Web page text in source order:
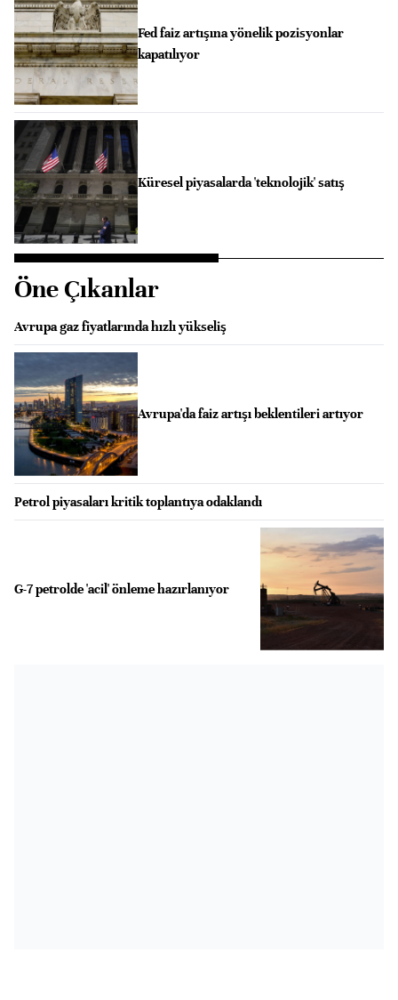
Fed faiz artışına yönelik pozisyonlar
kapatılıyor
Küresel piyasalarda 'teknolojik' satış
Öne Çıkanlar
Avrupa gaz fiyatlarında hızlı yükseliş
Avrupa'da faiz artışı beklentileri artıyor
Petrol piyasaları kritik toplantıya odaklandı
G-7 petrolde 'acil' önleme hazırlanıyor